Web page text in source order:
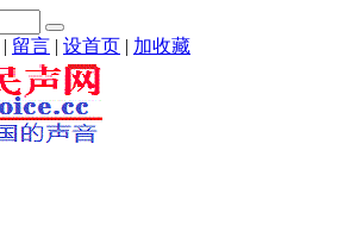
| 留言 | 设首页 | 加收藏